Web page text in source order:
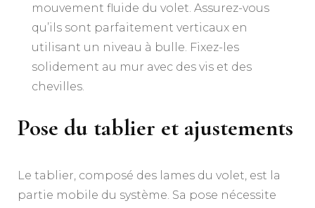
mouvement fluide du volet. Assurez-vous
qu’ils sont parfaitement verticaux en
utilisant un niveau à bulle. Fixez-les
solidement au mur avec des vis et des
chevilles.
Pose du tablier et ajustements
Le tablier, composé des lames du volet, est la
partie mobile du système. Sa pose nécessite